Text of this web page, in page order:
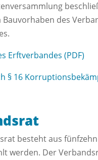
des
Erftverbandes (PDF)
§ 16
besteht aus
werden. Der